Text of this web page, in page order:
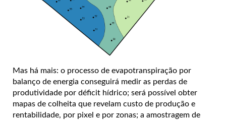
Mas há mais: o processo de evapotranspiração por
balanço de energia conseguirá medir as perdas de
produtividade por déficit hídrico; será possível obter
mapas de colheita que revelam custo de produção e
rentabilidade, por pixel e por zonas; a amostragem de